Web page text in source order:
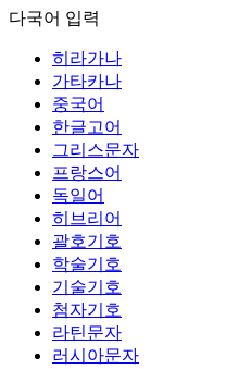
다국어 입력
히라가나
가타카나
중국어
한글고어
그리스문자
프랑스어
독일어
히브리어
괄호기호
학술기호
기술기호
첨자기호
라틴문자
러시아문자